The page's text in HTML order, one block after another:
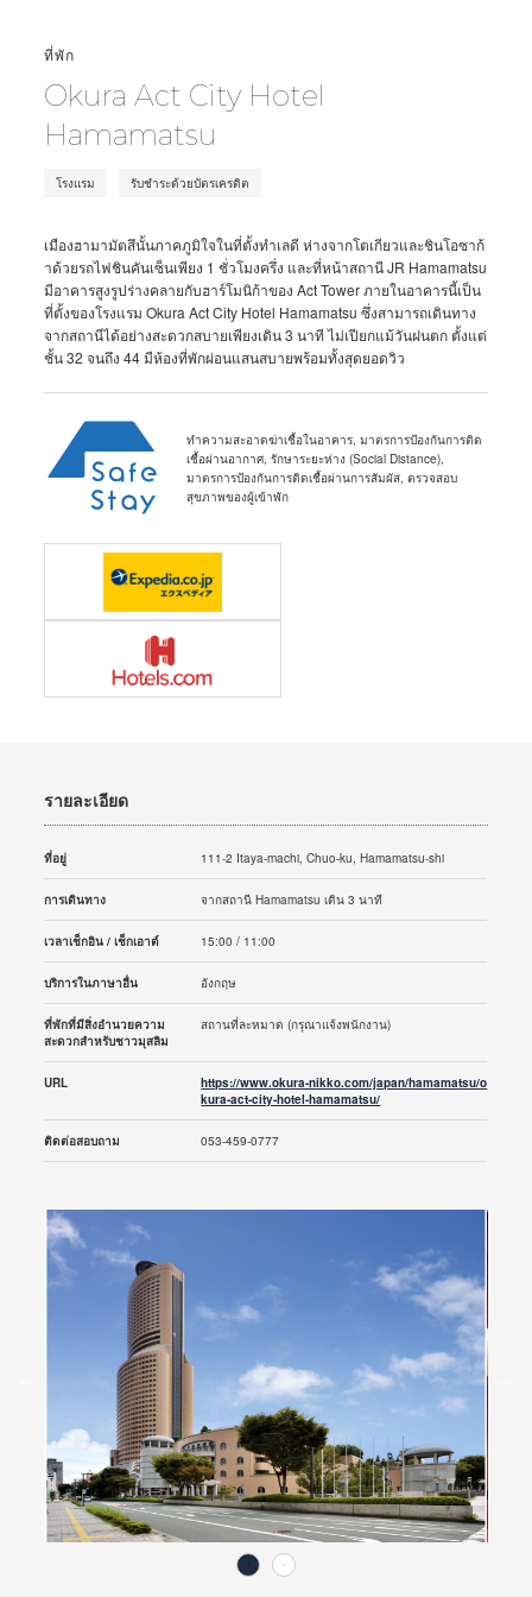
ที่พัก
Okura Act City Hotel
Hamamatsu
โรงแรม รับชำระด้วยบัตรเครดิต
เมืองฮามามัตสึนั้นภาคภูมิใจในที่ตั้งทำเลดี ห่างจากโตเกียวและชินโอซาก้
าด้วยรถไฟชินคันเซ็นเพียง 1 ชั่วโมงครึ่ง และที่หน้าสถานี JR Hamamatsu
มีอาคารสูงรูปร่างคลายกับฮาร์โมนิก้าของ Act Tower ภายในอาคารนี้เป็น
ที่ตั้งของโรงแรม Okura Act City Hotel Hamamatsu ซึ่งสามารถเดินทาง
จากสถานีได้อย่างสะดวกสบายเพียงเดิน 3 นาที ไม่เปียกแม้วันฝนตก ตั้งแต่
ชั้น 32 จนถึง 44 มีห้องที่พักผ่อนแสนสบายพร้อมทั้งสุดยอดวิว
ทำความสะอาดฆ่าเชื้อในอาคาร, มาตรการป้องกันการติด
เชื้อผ่านอากาศ, รักษาระยะห่าง (Social Distance),
มาตรการป้องกันการติดเชื้อผ่านการสัมผัส, ตรวจสอบ
สุขภาพของผู้เข้าพัก
รายละเอียด
ที่อยู่ 111-2 Itaya-machi, Chuo-ku, Hamamatsu-shi
การเดินทาง จากสถานี Hamamatsu เดิน 3 นาที
เวลาเช็กอิน / เช็กเอาต์ 15:00 / 11:00
บริการในภาษาอื่น อังกฤษ
ที่พักที่มีสิ่งอำนวยความ
สะดวกสำหรับชาวมุสลิม
สถานที่ละหมาด (กรุณาแจ้งพนักงาน)
URL
https://www.okura-nikko.com/japan/hamamatsu/o
kura-act-city-hotel-hamamatsu/
ติดต่อสอบถาม 053-459-0777